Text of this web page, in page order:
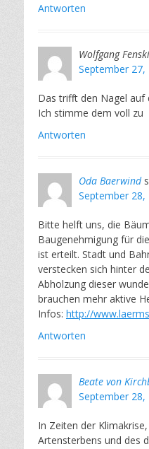
Antworten
Wolfgang Fenski
September 27,
Das trifft den Nagel auf
Ich stimme dem voll zu
Antworten
Oda Baerwind
September 28,
Bitte helft uns, die
Baugenehmigung für
ist erteilt. Stadt und
verstecken sich hinter
Abholzung dieser
brauchen mehr aktive
Infos: http://
Antworten
Beate von
September 28,
In Zeiten der
Artensterbens und des